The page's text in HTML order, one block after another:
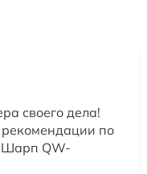
своего дела!
по
Шарп QW-